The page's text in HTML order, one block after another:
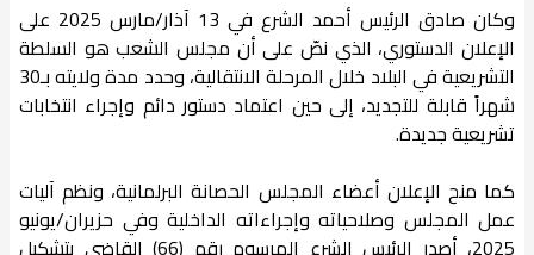
وكان صادق الرئيس أحمد الشرع في 13 آذار/مارس 2025 على
الإعلان الدستوري، الذي نصّ على أن مجلس الشعب هو السلطة
التشريعية في البلاد خلال المرحلة الانتقالية، وحدد مدة ولايته بـ30
شهراً قابلة للتجديد، إلى حين اعتماد دستور دائم وإجراء انتخابات
تشريعية جديدة.
كما منح الإعلان أعضاء المجلس الحصانة البرلمانية، ونظم آليات
عمل المجلس وصلاحياته وإجراءاته الداخلية وفي حزيران/يونيو